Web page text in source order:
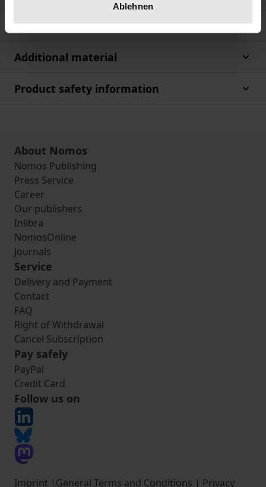
Ablehnen
Bibliographical data
Additional material
Product safety information
About Nomos
Nomos Publishing
Press Service
Career
Our publishers
Inlibra
NomosOnline
Journals
Service
Delivery and Payment
Contact
FAQ
Right of Withdrawal
Cancel Subscription
Pay safely
PayPal
Credit Card
Follow us on
Imprint | General Terms and Conditions | Privacy